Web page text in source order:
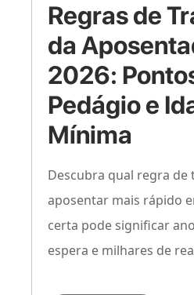
Regras de
da
2026:
Pedágio e
Mínima
Descubra qual regra de
aposentar mais rápido
certa pode significar
espera e milhares de